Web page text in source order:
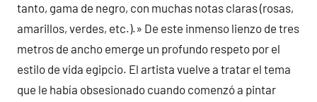
tanto, gama de negro, con muchas notas claras (rosas,
amarillos, verdes, etc.).» De este inmenso lienzo de tres
metros de ancho emerge un profundo respeto por el
estilo de vida egipcio. El artista vuelve a tratar el tema
que le había obsesionado cuando comenzó a pintar